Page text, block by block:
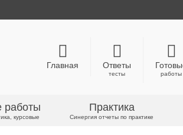
Главная Ответы
тесты работы
работы
курсовые
Практика
Синергия отчеты по практике